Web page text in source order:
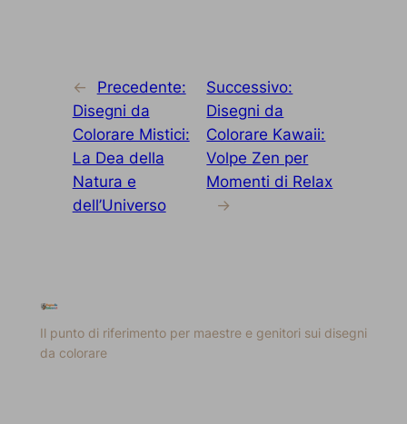
←
Precedente:
Disegni da
Colorare Mistici:
La Dea della
Natura e
dell’Universo
Successivo:
Disegni da
Colorare Kawaii:
Volpe Zen per
Momenti di Relax
→
Il punto di riferimento per maestre e genitori sui disegni
da colorare